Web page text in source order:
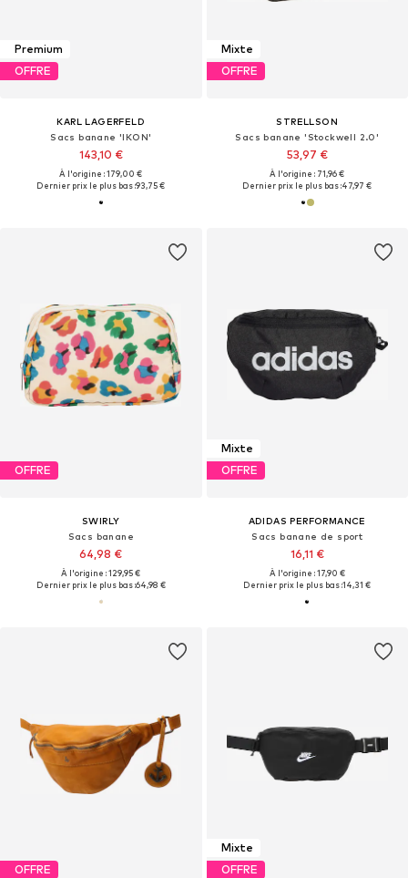
Premium
OFFRE
KARL LAGERFELD
Sacs banane 'IKON'
143,10 €
À l'origine : 179,00 €
Dernier prix le plus bas :93,75 €
Mixte
OFFRE
STRELLSON
Sacs banane 'Stockwell 2.0'
53,97 €
À l'origine : 71,96 €
Dernier prix le plus bas :47,97 €
OFFRE
SWIRLY
Sacs banane
64,98 €
À l'origine : 129,95 €
Dernier prix le plus bas :64,98 €
Mixte
OFFRE
ADIDAS PERFORMANCE
Sacs banane de sport
16,11 €
À l'origine : 17,90 €
Dernier prix le plus bas :14,31 €
OFFRE
Mixte
OFFRE